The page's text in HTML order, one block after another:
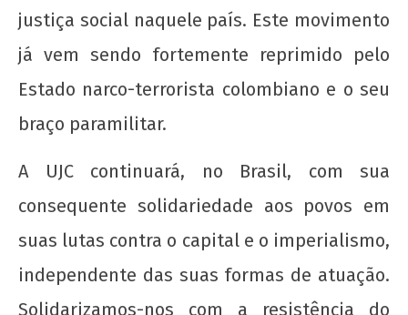
justiça social naquele país. Este movimento
já vem sendo fortemente reprimido pelo
Estado narco-terrorista colombiano e o seu
braço paramilitar.
A UJC continuará, no Brasil, com sua
consequente solidariedade aos povos em
suas lutas contra o capital e o imperialismo,
independente das suas formas de atuação.
Solidarizamos-nos com a resistência do